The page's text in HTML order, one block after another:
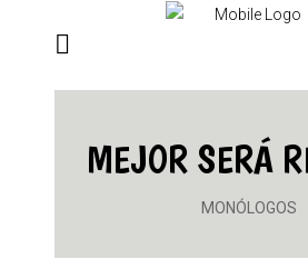
MEJOR SERÁ
MONÓLOGOS